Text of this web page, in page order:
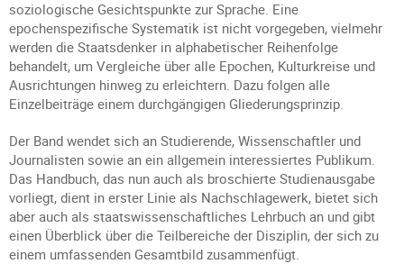
soziologische Gesichtspunkte zur Sprache. Eine
epochenspezifische Systematik ist nicht vorgegeben, vielmehr
werden die Staatsdenker in alphabetischer Reihenfolge
behandelt, um Vergleiche über alle Epochen, Kulturkreise und
Ausrichtungen hinweg zu erleichtern. Dazu folgen alle
Einzelbeiträge einem durchgängigen Gliederungsprinzip.
Der Band wendet sich an Studierende, Wissenschaftler und
Journalisten sowie an ein allgemein interessiertes Publikum.
Das Handbuch, das nun auch als broschierte Studienausgabe
vorliegt, dient in erster Linie als Nachschlagewerk, bietet sich
aber auch als staatswissenschaftliches Lehrbuch an und gibt
einen Überblick über die Teilbereiche der Disziplin, der sich zu
einem umfassenden Gesamtbild zusammenfügt.